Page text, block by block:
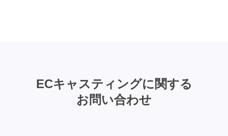
ECキャスティングに関する
お問い合わせ